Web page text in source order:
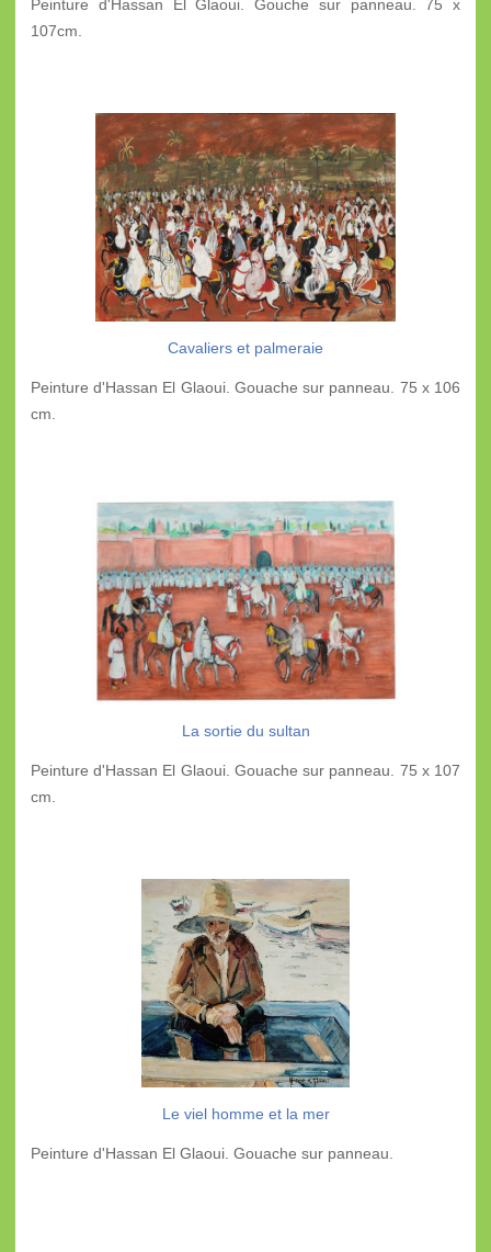
Peinture d'Hassan El Glaoui. Gouche sur panneau. 75 x
107cm.
Cavaliers et palmeraie
Peinture d'Hassan El Glaoui. Gouache sur panneau. 75 x 106
cm.
La sortie du sultan
Peinture d'Hassan El Glaoui. Gouache sur panneau. 75 x 107
cm.
Le viel homme et la mer
Peinture d'Hassan El Glaoui. Gouache sur panneau.